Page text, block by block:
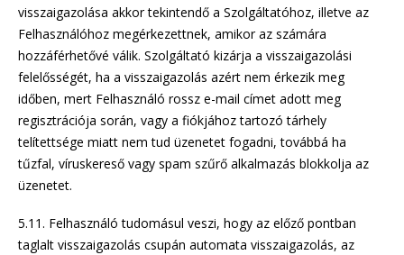
visszaigazolása akkor tekintendő a Szolgáltatóhoz, illetve az
Felhasználóhoz megérkezettnek, amikor az számára
hozzáférhetővé válik. Szolgáltató kizárja a visszaigazolási
felelősségét, ha a visszaigazolás azért nem érkezik meg
időben, mert Felhasználó rossz e-mail címet adott meg
regisztrációja során, vagy a fiókjához tartozó tárhely
telítettsége miatt nem tud üzenetet fogadni, továbbá ha
tűzfal, víruskereső vagy spam szűrő alkalmazás blokkolja az
üzenetet.
5.11. Felhasználó tudomásul veszi, hogy az előző pontban
taglalt visszaigazolás csupán automata visszaigazolás, az